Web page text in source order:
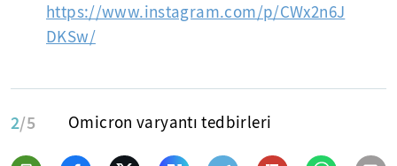
https://www.instagram.com/p/CWx2n6J
DKSw/
2/5 Omicron varyantı tedbirleri